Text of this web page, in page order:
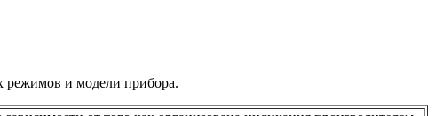
режимов и модели прибора.